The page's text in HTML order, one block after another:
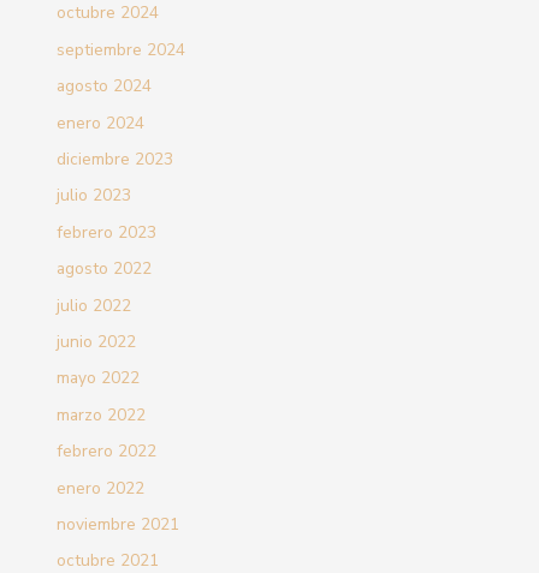
octubre 2024
septiembre 2024
agosto 2024
enero 2024
diciembre 2023
julio 2023
febrero 2023
agosto 2022
julio 2022
junio 2022
mayo 2022
marzo 2022
febrero 2022
enero 2022
noviembre 2021
octubre 2021